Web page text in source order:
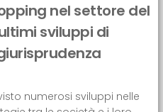
nel settore del
sviluppi di
numerosi sviluppi nelle